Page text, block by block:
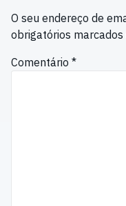
O seu endereço de
obrigatórios marcados
Comentário *